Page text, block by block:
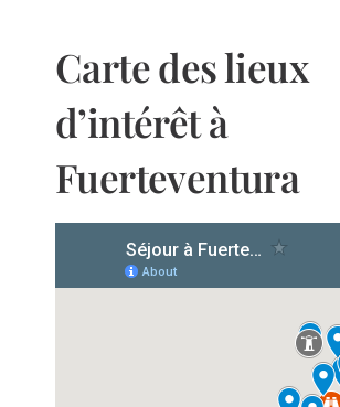
Carte des lieux
d’intérêt à
Fuerteventura